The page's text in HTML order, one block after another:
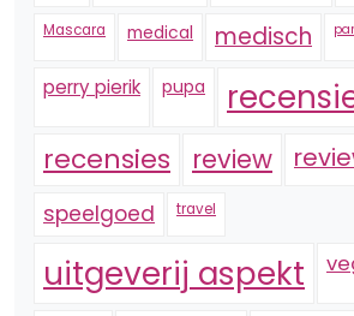
Mascara medical medisch
perry pierik pupa
recensies review
speelgoed travel
uitgeverij aspekt